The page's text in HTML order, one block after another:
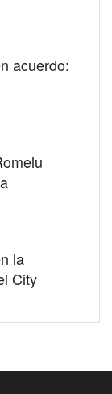
acuerdo:
la
City